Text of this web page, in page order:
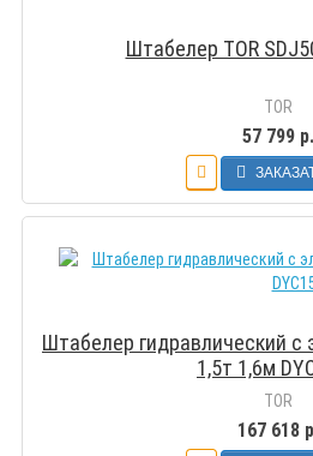
Штабелер TOR
TOR
57 799 р.
Штабелер гидравлический с
1,5т 1,6м
TOR
167 618